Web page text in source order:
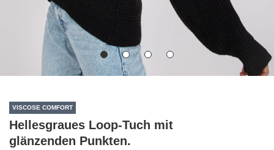
VISCOSE COMFORT
Hellesgraues Loop-Tuch mit
glänzenden Punkten.